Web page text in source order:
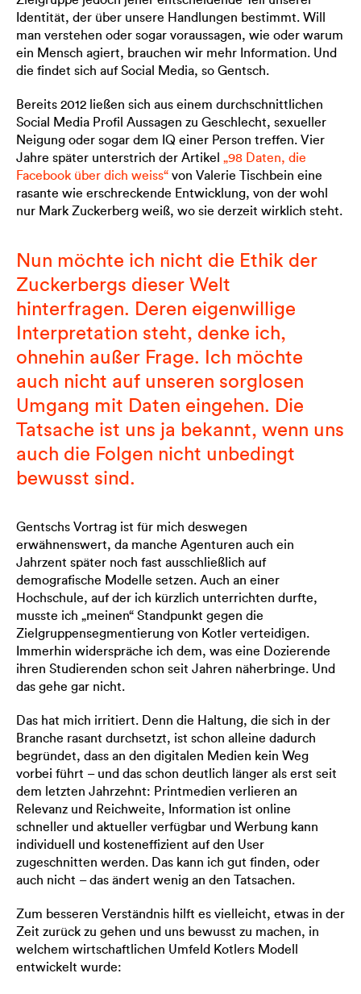
Identität, der über unsere Handlungen bestimmt. Will
man verstehen oder sogar voraussagen, wie oder warum
ein Mensch agiert, brauchen wir mehr Information. Und
die findet sich auf Social Media, so Gentsch.
Bereits 2012 ließen sich aus einem durchschnittlichen
Social Media Profil Aussagen zu Geschlecht, sexueller
Neigung oder sogar dem IQ einer Person treffen. Vier
Jahre später unterstrich der Artikel „98 Daten, die
Facebook über dich weiss“ von Valerie Tischbein eine
rasante wie erschreckende Entwicklung, von der wohl
nur Mark Zuckerberg weiß, wo sie derzeit wirklich steht.
Nun möchte ich nicht die Ethik der
Zuckerbergs dieser Welt
hinterfragen. Deren eigenwillige
Interpretation steht, denke ich,
ohnehin außer Frage. Ich möchte
auch nicht auf unseren sorglosen
Umgang mit Daten eingehen. Die
Tatsache ist uns ja bekannt, wenn uns
auch die Folgen nicht unbedingt
bewusst sind.
Gentschs Vortrag ist für mich deswegen
erwähnenswert, da manche Agenturen auch ein
Jahrzent später noch fast ausschließlich auf
demografische Modelle setzen. Auch an einer
Hochschule, auf der ich kürzlich unterrichten durfte,
musste ich „meinen“ Standpunkt gegen die
Zielgruppensegmentierung von Kotler verteidigen.
Immerhin widerspräche ich dem, was eine Dozierende
ihren Studierenden schon seit Jahren näherbringe. Und
das gehe gar nicht.
Das hat mich irritiert. Denn die Haltung, die sich in der
Branche rasant durchsetzt, ist schon alleine dadurch
begründet, dass an den digitalen Medien kein Weg
vorbei führt – und das schon deutlich länger als erst seit
dem letzten Jahrzehnt: Printmedien verlieren an
Relevanz und Reichweite, Information ist online
schneller und aktueller verfügbar und Werbung kann
individuell und kosteneffizient auf den User
zugeschnitten werden. Das kann ich gut finden, oder
auch nicht – das ändert wenig an den Tatsachen.
Zum besseren Verständnis hilft es vielleicht, etwas in der
Zeit zurück zu gehen und uns bewusst zu machen, in
welchem wirtschaftlichen Umfeld Kotlers Modell
entwickelt wurde: